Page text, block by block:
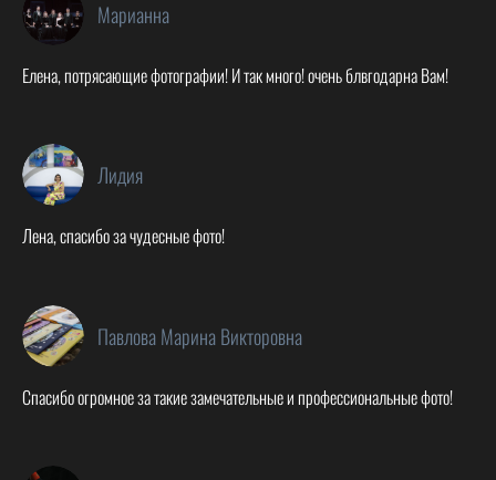
Марианна
Елена, потрясающие фотографии! И так много! очень блвгодарна Вам!
Лидия
Лена, спасибо за чудесные фото!
Павлова Марина Викторовна
Спасибо огромное за такие замечательные и профессиональные фото!